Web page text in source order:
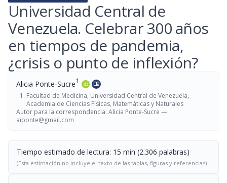
Universidad Central de
Venezuela. Celebrar 300 años
en tiempos de pandemia,
¿crisis o punto de inflexión?
Alicia Ponte-Sucre1 menu_book
Facultad de Medicina, Universidad Central de Venezuela,
Academia de Ciencias Físicas, Matemáticas y Naturales
Autor para la correspondencia: Alicia Ponte-Sucre —
aiponte@gmail.com
Tiempo estimado de lectura: 15 min (2.306 palabras)
(Esta estimación no incluye el texto de las tablas, figuras y referencias)